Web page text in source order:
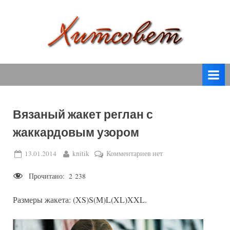
т
о
в
е
спицами,
крючком,
вязаные
модели
с
описанием
Вязаный жакет реглан с
жаккардовым узором
Posted
13.01.2014 By
knitik Комментариевк
жаккардовым
нет
Прочитано: 2 238
Размеры жакета: (XS)S(M)L(XL)XXL.